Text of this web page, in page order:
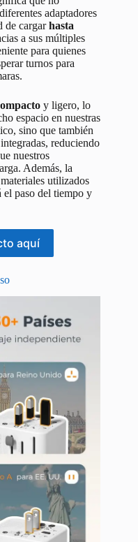
adaptadores
de cargarhasta
a sus múltiples
para quienes
turnos para
y ligero, lo
espacio en nuestras
sino que también
integradas, reduciendo
nuestros
Además, la
utilizados
el paso del tiempo y
aquí